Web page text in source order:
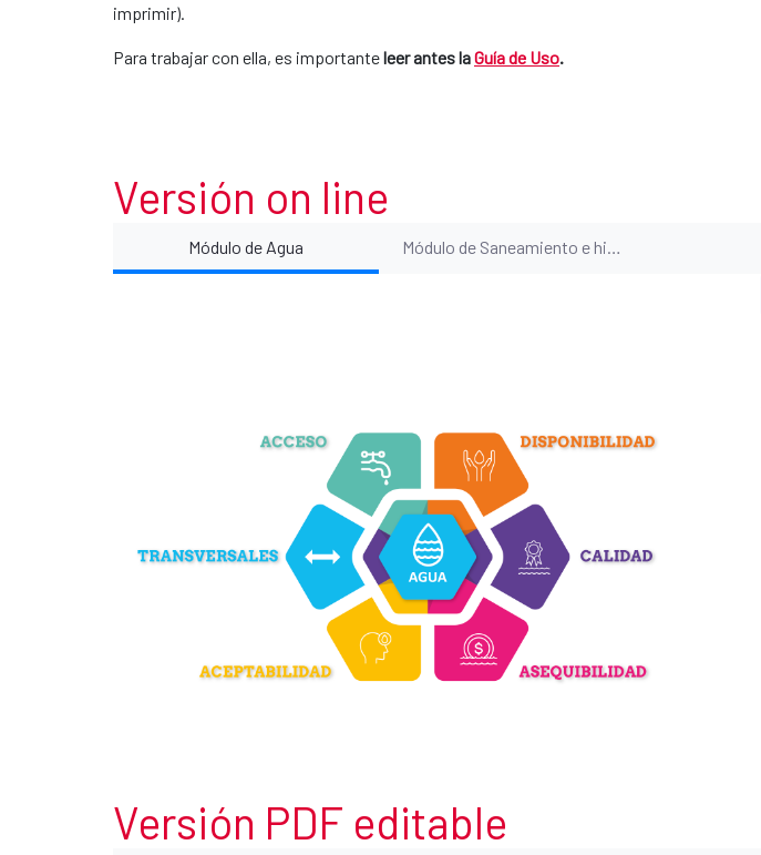
imprimir).
Para trabajar con ella, es importanteleer antes laGuía de Uso.
Versión on line
Módulo de Agua Módulo de Saneamiento e higiene
Versión PDF editable